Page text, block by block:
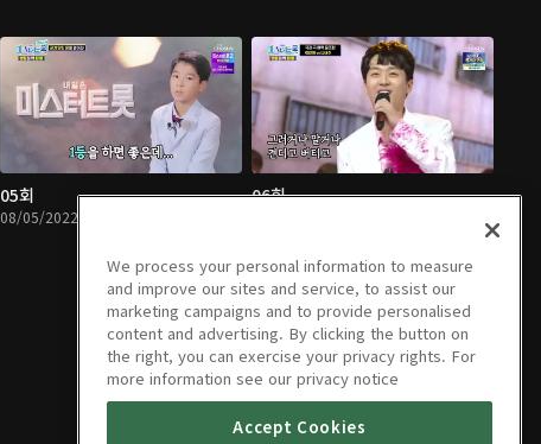
05회
08/05/2022 • 1시간 26분
06회
We process your personal information to measure
and improve our sites and service, to assist our
marketing campaigns and to provide personalised
content and advertising. By clicking the button on
the right, you can exercise your privacy rights. For
more information see our privacy notice
Accept Cookies